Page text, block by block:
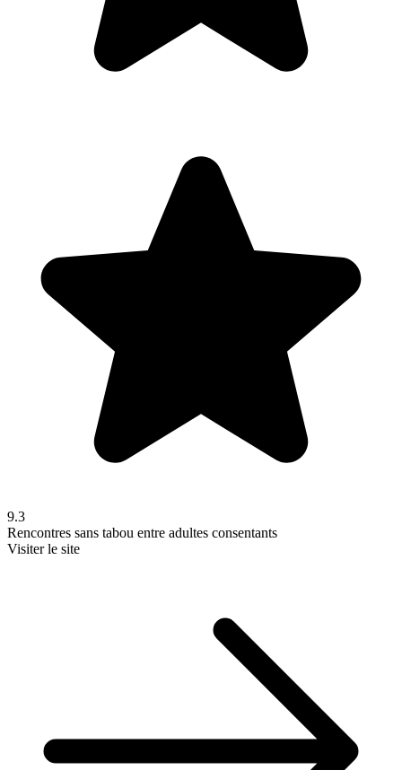
9.3
Rencontres sans tabou entre adultes consentants
Visiter le site